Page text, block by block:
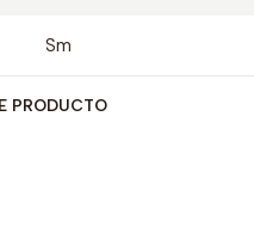
Sm
PRODUCTO